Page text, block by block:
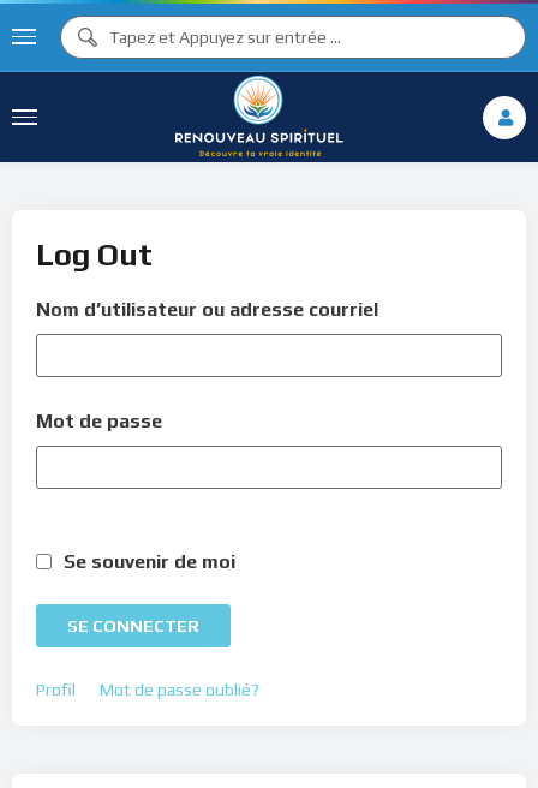
Log Out
Nom d’utilisateur ou adresse courriel
Mot de passe
Se souvenir de moi
SE CONNECTER
Profil Mot de passe oublié?